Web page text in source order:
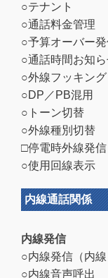
○テナント
○通話料金管理
○予算オーバー発
○通話時間お知
○外線フッキング
○DP／PB混用
○トーン切替
○外線種別切替
□停電時外線発信
○使用回線表示
内線通話関係
内線発信
○内線発信（内線
○内線音声呼出